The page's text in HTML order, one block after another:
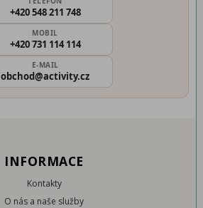
+420 548 211 748
MOBIL
+420 731 114 114
E-MAIL
obchod@activity.cz
INFORMACE
Kontakty
O nás a naše služby